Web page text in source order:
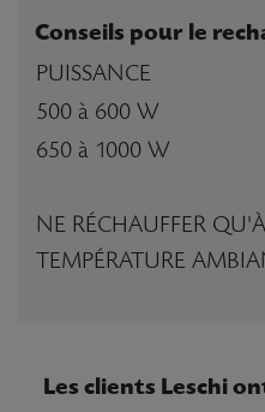
Conseils pour le
PUISSANCE
500 à 600 W
650 à 1000 W
NE RÉCHAUFFER
TEMPÉRATURE
Les clients Leschi